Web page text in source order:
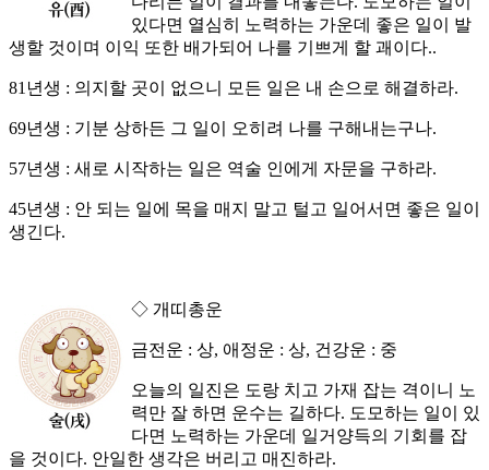
있다면 열심히 노력하는 가운데 좋은 일이 발
생할 것이며 이익 또한 배가되어 나를 기쁘게 할 괘이다..
81년생 : 의지할 곳이 없으니 모든 일은 내 손으로 해결하라.
69년생 : 기분 상하든 그 일이 오히려 나를 구해내는구나.
57년생 : 새로 시작하는 일은 역술 인에게 자문을 구하라.
45년생 : 안 되는 일에 목을 매지 말고 털고 일어서면 좋은 일이
생긴다.
◇ 개띠총운
금전운 : 상, 애정운 : 상, 건강운 : 중
오늘의 일진은 도랑 치고 가재 잡는 격이니 노
력만 잘 하면 운수는 길하다. 도모하는 일이 있
다면 노력하는 가운데 일거양득의 기회를 잡
을 것이다. 안일한 생각은 버리고 매진하라.